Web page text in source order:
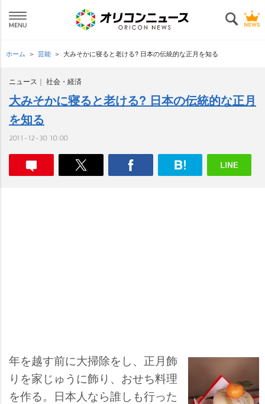
ホーム 芸能 大みそかに寝ると老ける? 日本の伝統的な正月を知る
ニュース 社会・経済
大みそかに寝ると老ける? 日本の伝統的な正月
を知る
2011-12-30 10:00
年を越す前に大掃除をし、正月飾
りを家じゅうに飾り、おせち料理
を作る。日本人なら誰しも行った